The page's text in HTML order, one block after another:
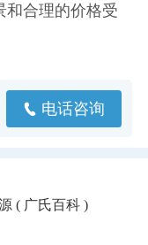
和合理的价格受
电话咨询
( 广氏百科 )